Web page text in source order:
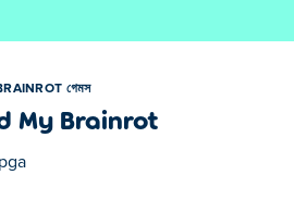
গেমস
My Brainrot